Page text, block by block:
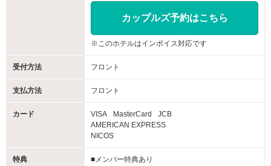
カップルズ予約はこちら
※このホテルはインボイス対応です
受付方法 フロント
支払方法 フロント
カード VISA MasterCard
JCB
AMERICAN EXPRESS
NICOS
特典
■メンバー特典あり